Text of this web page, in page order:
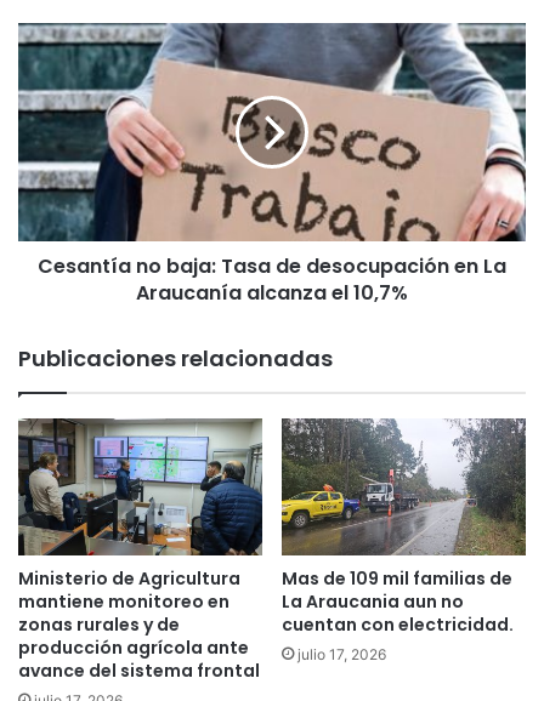
s
2
:
C
a
r
e
r
s
d
e
l
L
o
c
a
r
C
s
a
t
í
a
n
a
:
T
a
s
a
d
e
d
e
s
o
c
Cesantía no baja: Tasa de desocupación en La
Araucanía alcanza el 10,7%
Publicaciones relacionadas
Ministerio de Agricultura
mantiene monitoreo en
zonas rurales y de
producción agrícola ante
avance del sistema frontal
Mas de 109 mil familias de
La Araucania aun no
cuentan con electricidad.
julio 17, 2026